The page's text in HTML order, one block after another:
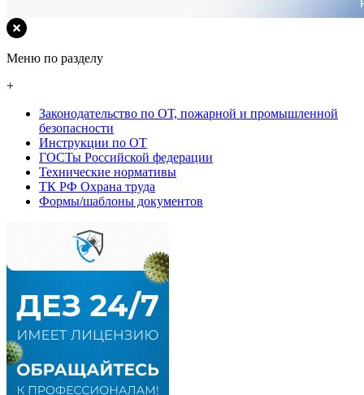
Меню по разделу
+
Законодательство по ОТ, пожарной и промышленной
безопасности
Инструкции по ОТ
ГОСТы Российской федерации
Технические нормативы
ТК РФ Охрана труда
Формы/шаблоны документов